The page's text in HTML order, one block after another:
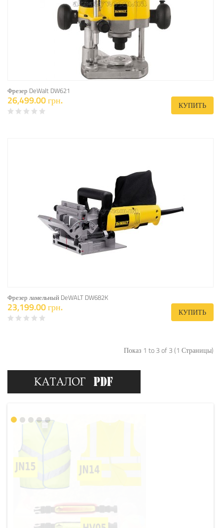
Фрезер DeWalt DW621
26,499.00 грн. КУПИТЬ
Фрезер ламельный DeWALT DW682K
23,199.00 грн. КУПИТЬ
Показ 1 to 3 of 3 (1 Страницы)